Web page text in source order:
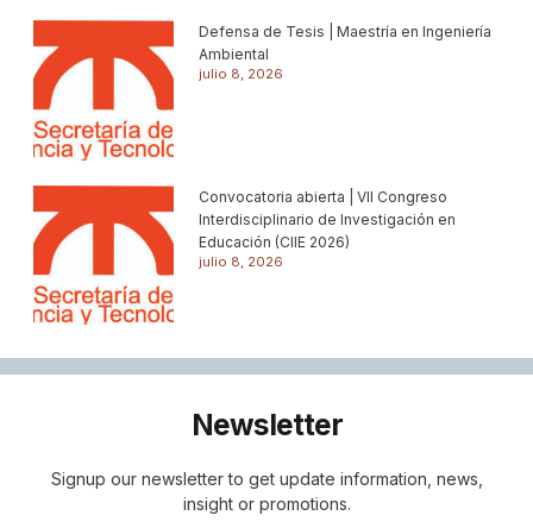
Defensa de Tesis | Maestría en Ingeniería
Ambiental
julio 8, 2026
Convocatoria abierta | VII Congreso
Interdisciplinario de Investigación en
Educación (CIIE 2026)
julio 8, 2026
Newsletter
Signup our newsletter to get update information, news,
insight or promotions.